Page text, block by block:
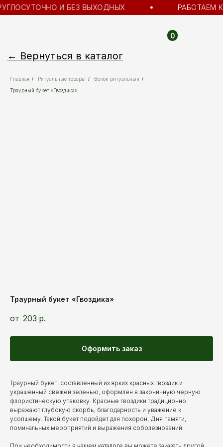
И БЕЗ ВЫХОДНЫХ РАБОТАЕМ
Главная / Ритуальные товары / Венок ритуальный /
Траурный букет «Гвоздика»
Траурный букет «Гвоздика»
203 р.
Оформить заказ
Траурный букет, составленный из ярких красных гвоздик и
украшенный свежей зеленью, оформлен в лаконичную черную
флористическую упаковку. Красные гвоздики традиционно
выражают глубокую скорбь, благодарность и уважение к
усопшему. Такой букет подойдет для похорон, Дня памяти,
поминальных мероприятий и выражения соболезнований.
При необходимости в нашем каталоге вы можете заказать другой